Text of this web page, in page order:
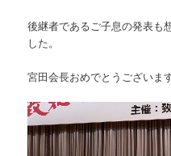
後継者であるご子息の発表も
した。
宮田会長おめでとうございま